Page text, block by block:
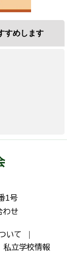
すめします
1号
わせ
いて
私立学校情報